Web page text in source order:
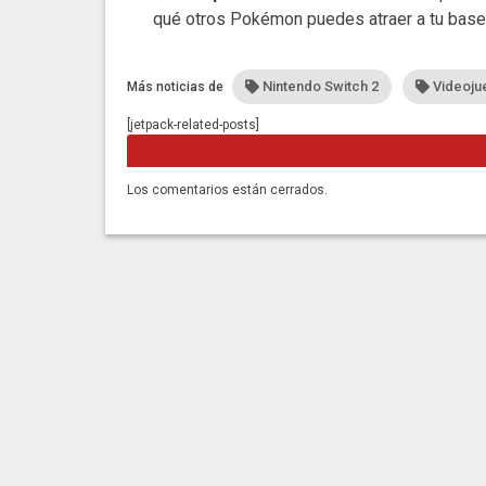
qué otros Pokémon puedes atraer a tu
Más noticias de Nintendo Switch 2
[jetpack-related-posts]
Los comentarios están cerrados.